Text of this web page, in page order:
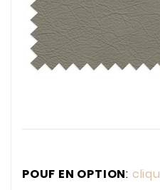
POUF EN OPTION: